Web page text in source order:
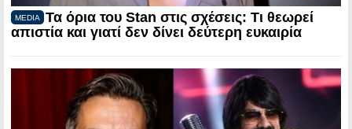
MEDIA
Τα όρια του Stan στις σχέσεις: Τι θεωρεί
απιστία και γιατί δεν δίνει δεύτερη ευκαιρία